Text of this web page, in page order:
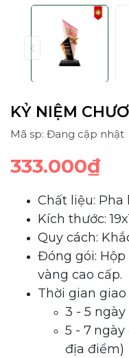
KỶ NIỆM
Mã sp: Đang cập nhật
333.000₫
Chất liệu: Pha
Kích thước:
Quy cách:
Đóng gói: Hộp
vàng cao cấp.
Thời gian giao
3 - 5
5 - 7 ngày
địa điểm)